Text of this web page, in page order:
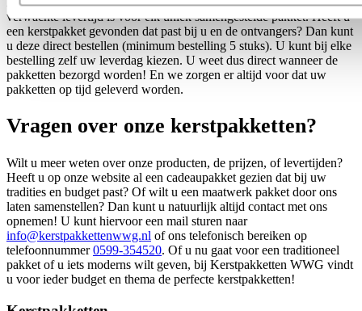
verwachte levertijd is voor elk uniek samengestelde pakket. Heeft u
een kerstpakket gevonden dat past bij u en de ontvangers? Dan kunt
u deze direct bestellen (minimum bestelling 5 stuks). U kunt bij elke
bestelling zelf uw leverdag kiezen. U weet dus direct wanneer de
pakketten bezorgd worden! En we zorgen er altijd voor dat uw
pakketten op tijd geleverd worden.
Vragen over onze kerstpakketten?
Wilt u meer weten over onze producten, de prijzen, of levertijden?
Heeft u op onze website al een cadeaupakket gezien dat bij uw
tradities en budget past? Of wilt u een maatwerk pakket door ons
laten samenstellen? Dan kunt u natuurlijk altijd contact met ons
opnemen! U kunt hiervoor een mail sturen naar
info@kerstpakkettenwwg.nl of ons telefonisch bereiken op
telefoonnummer0599-354520. Of u nu gaat voor een traditioneel
pakket of u iets moderns wilt geven, bij Kerstpakketten WWG vindt
u voor ieder budget en thema de perfecte kerstpakketten!